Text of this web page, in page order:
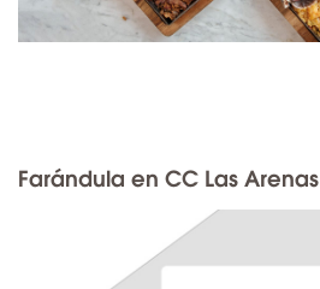
Farándula en CC Las Arenas